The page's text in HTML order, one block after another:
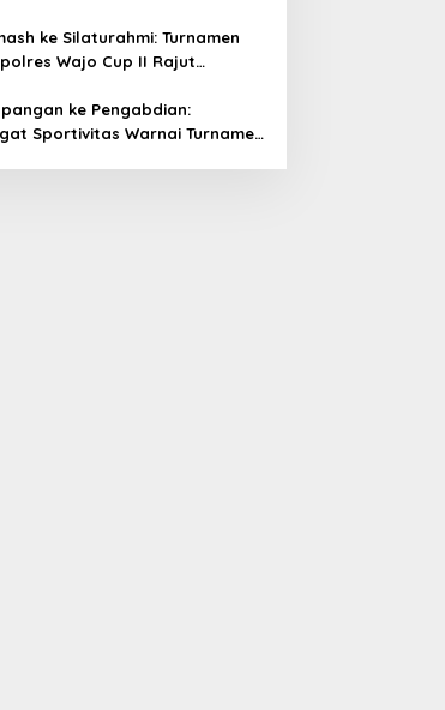
ke Silaturahmi: Turnamen
Wajo Cup II Rajut
ke Pengabdian:
Sportivitas Warnai Turnamen